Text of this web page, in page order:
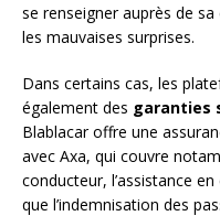
se renseigner auprès de
les mauvaises surprises.
Dans certains cas, les
également des garanties
Blablacar offre une
avec Axa, qui couvre
conducteur, l’assistance
que l’indemnisation des